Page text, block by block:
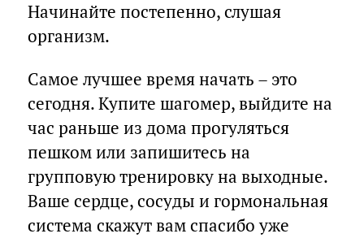
Начинайте постепенно, слушая
организм.
Самое лучшее время начать – это
сегодня. Купите шагомер, выйдите на
час раньше из дома прогуляться
пешком или запишитесь на
групповую тренировку на выходные.
Ваше сердце, сосуды и гормональная
система скажут вам спасибо уже